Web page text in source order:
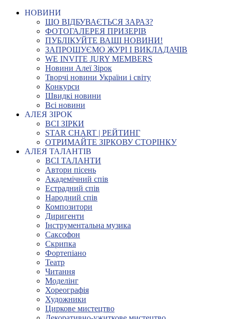
НОВИНИ
ЩО ВІДБУВАЄТЬСЯ ЗАРАЗ?
ФОТОГАЛЕРЕЯ ПРИЗЕРІВ
ПУБЛІКУЙТЕ ВАШІ НОВИНИ!
ЗАПРОШУЄМО ЖУРІ І ВИКЛАДАЧІВ
WE INVITE JURY MEMBERS
Новини Алеї Зірок
Творчі новини України і світу
Конкурси
Швидкі новини
Всі новини
АЛЕЯ ЗІРОК
ВСІ ЗІРКИ
STAR CHART | РЕЙТИНГ
ОТРИМАЙТЕ ЗІРКОВУ СТОРІНКУ
АЛЕЯ ТАЛАНТІВ
ВСІ ТАЛАНТИ
Автори пісень
Академічний спів
Естрадний спів
Народний спів
Композитори
Диригенти
Інструментальна музика
Саксофон
Скрипка
Фортепіано
Театр
Читання
Моделінг
Хореографія
Художники
Циркове мистецтво